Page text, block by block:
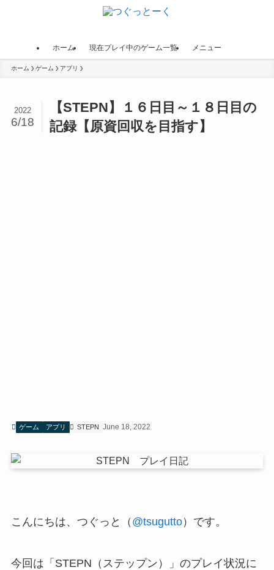
ホーム 現在プレイ中のゲーム一覧 メニュー
ホーム ゲーム アプリ
【STEPN】１６日目～１８日目の
記録【原資回収を目指す】
2022
6/18
ゲーム アプリ STEPN June 18, 2022
こんにちは、つぐっと（ @tsugutto）です。
今回は「STEPN（ステップン）」のプレイ状況に